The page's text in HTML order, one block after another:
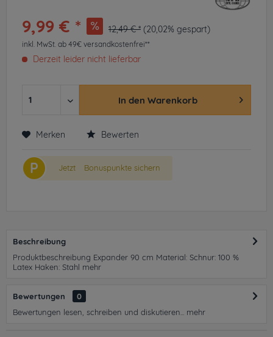
9,99 € * 12,49 € * (20,02% gespart)
inkl. MwSt. ab 49€ versandkostenfrei**
Derzeit leider nicht lieferbar
In den Warenkorb
Merken Bewerten
P Jetzt Bonuspunkte sichern
Beschreibung
Produktbeschreibung Expander 90 cm Material: Schnur: 100 %
Latex Haken: Stahl mehr
Bewertungen
0
Bewertungen lesen, schreiben und diskutieren...
mehr